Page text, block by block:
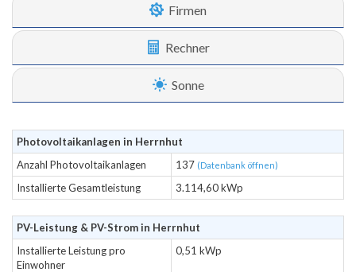
Firmen
Rechner
Sonne
Photovoltaikanlagen in Herrnhut
Anzahl Photovoltaikanlagen
137 (Datenbank öffnen)
Installierte Gesamtleistung 3.114,60 kWp
PV-Leistung & PV-Strom in Herrnhut
Installierte Leistung pro
Einwohner
0,51 kWp